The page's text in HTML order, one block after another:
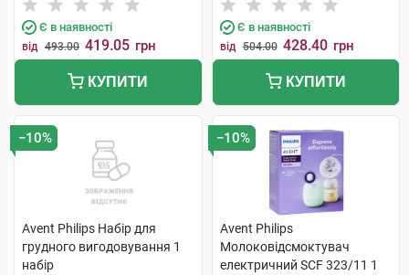
Є в наявності
від 493.00 419.05 грн
КУПИТИ
Є в наявності
від 504.00 428.40 грн
КУПИТИ
−10%
Avent Philips Набір для
грудного вигодовування 1
набір
−10%
Avent Philips
Молоковідсмоктувач
електричний SCF 323/11 1